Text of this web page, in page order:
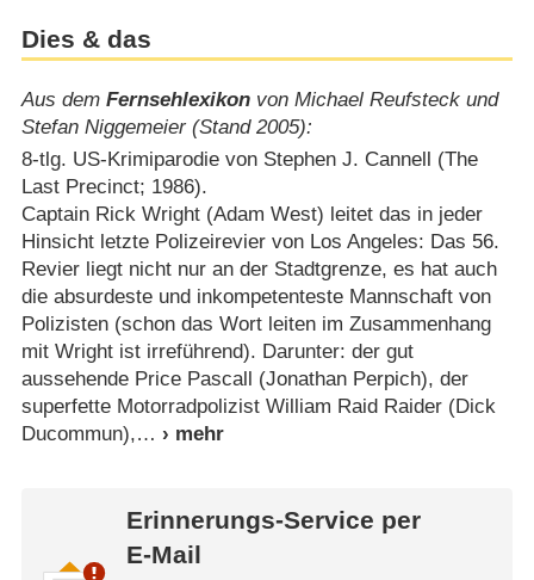
Dies & das
Aus dem Fernsehlexikonvon Michael Reufsteck und
Stefan Niggemeier (Stand 2005):
8-tlg. US-Krimiparodie von Stephen J. Cannell (The
Last Precinct; 1986).
Captain Rick Wright (Adam West) leitet das in jeder
Hinsicht letzte Polizeirevier von Los Angeles: Das 56.
Revier liegt nicht nur an der Stadtgrenze, es hat auch
die absurdeste und inkompetenteste Mannschaft von
Polizisten (schon das Wort leiten im Zusammenhang
mit Wright ist irreführend). Darunter: der gut
aussehende Price Pascall (Jonathan Perpich), der
superfette Motorradpolizist William Raid Raider (Dick
Ducommun),
Erinnerungs-Service per
E-Mail